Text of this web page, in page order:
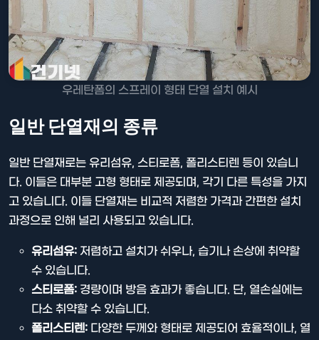
우레탄폼의 스프레이 형태 단열 설치 예시
일반 단열재의 종류
일반 단열재로는 유리섬유, 스티로폼, 폴리스티렌 등이 있습니
다. 이들은 대부분 고형 형태로 제공되며, 각기 다른 특성을 가지
고 있습니다. 이들 단열재는 비교적 저렴한 가격과 간편한 설치
과정으로 인해 널리 사용되고 있습니다.
유리섬유: 저렴하고 설치가 쉬우나, 습기나 손상에 취약할
수 있습니다.
스티로폼: 경량이며 방음 효과가 좋습니다. 단, 열손실에는
다소 취약할 수 있습니다.
폴리스티렌: 다양한 두께와 형태로 제공되어 효율적이나, 열